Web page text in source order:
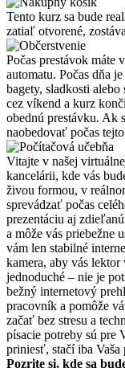
Tento kurz sa bude
zatiaľ otvorené,
Počas prestávok máte
automatu. Počas dňa
bagety, sladkosti
cez víkend a kurz
obednú prestávku. Ak
naobedovať počas
Vitajte v našej
kancelárii, kde vás
živou formou, v
sprevádzať počas
prezentáciu aj
a môže vás priebežne
vám len stabilné
kamera, aby vás
jednoduché – nie je
bežný internetový
pracovník a pomôže
začať bez stresu a
písacie potreby sú pre
priniesť, stačí iba
Pozrite si, kde sa